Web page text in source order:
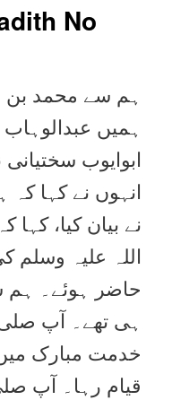
No
ہم سے محمد بن
ہمیں
ابوایوب
انہوں نے کہا
نے بیان کیا،
اللہ علیہ
حاضر ہوئے۔ ہم
ہی تھے۔ آپ
خدمت مبارک
قیام رہا۔ آپ